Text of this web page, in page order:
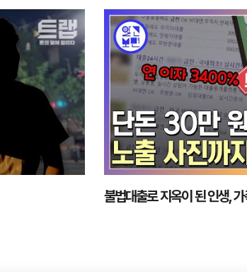
불법대출로 지옥이 된 인생,